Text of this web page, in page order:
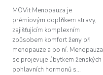
MOVit Menopauza je
prémiovým doplňkem stravy,
zajišťujícím komplexním
způsobem komfort ženy při
menopauze a po ní. Menopauza
se projevuje úbytkem ženských
pohlavních hormonů s...